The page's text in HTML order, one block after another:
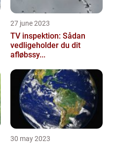
27 june 2023
TV inspektion: Sådan
vedligeholder du dit
afløbssy...
30 may 2023